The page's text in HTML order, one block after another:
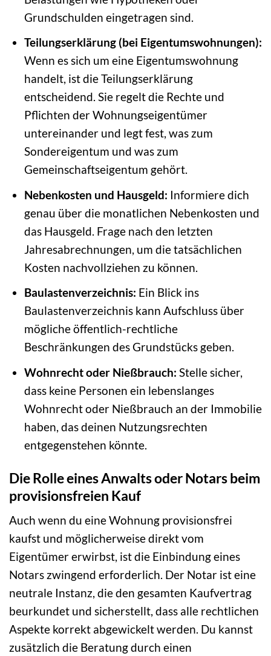
Grundschulden eingetragen sind.
Teilungserklärung (bei Eigentumswohnungen):
Wenn es sich um eine Eigentumswohnung
handelt, ist die Teilungserklärung
entscheidend. Sie regelt die Rechte und
Pflichten der Wohnungseigentümer
untereinander und legt fest, was zum
Sondereigentum und was zum
Gemeinschaftseigentum gehört.
Nebenkosten und Hausgeld: Informiere dich
genau über die monatlichen Nebenkosten und
das Hausgeld. Frage nach den letzten
Jahresabrechnungen, um die tatsächlichen
Kosten nachvollziehen zu können.
Baulastenverzeichnis: Ein Blick ins
Baulastenverzeichnis kann Aufschluss über
mögliche öffentlich-rechtliche
Beschränkungen des Grundstücks geben.
Wohnrecht oder Nießbrauch: Stelle sicher,
dass keine Personen ein lebenslanges
Wohnrecht oder Nießbrauch an der Immobilie
haben, das deinen Nutzungsrechten
entgegenstehen könnte.
Die Rolle eines Anwalts oder Notars beim
provisionsfreien Kauf
Auch wenn du eine Wohnung provisionsfrei
kaufst und möglicherweise direkt vom
Eigentümer erwirbst, ist die Einbindung eines
Notars zwingend erforderlich. Der Notar ist eine
neutrale Instanz, die den gesamten Kaufvertrag
beurkundet und sicherstellt, dass alle rechtlichen
Aspekte korrekt abgewickelt werden. Du kannst
zusätzlich die Beratung durch einen